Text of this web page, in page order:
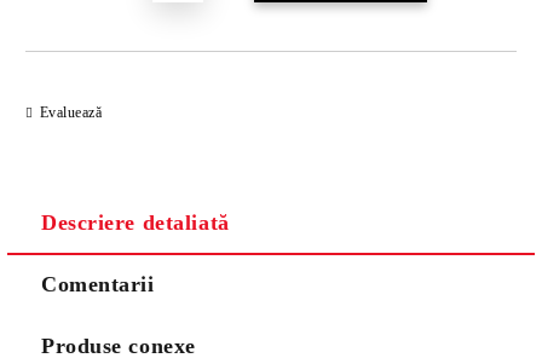
Evaluează
Descriere detaliată
Comentarii
Produse conexe